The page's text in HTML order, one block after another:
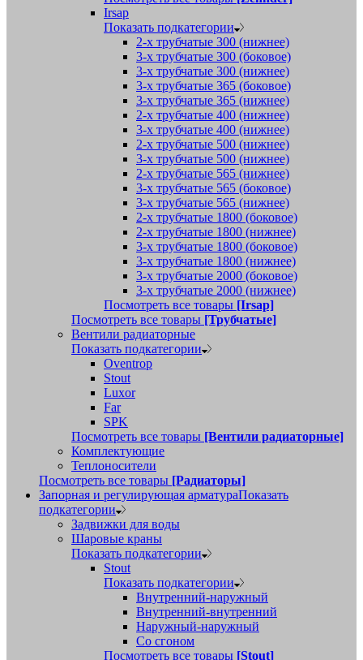
Irsap
Показать подкатегории
2-х трубчатые 300 (нижнее)
3-х трубчатые 300 (боковое)
3-х трубчатые 300 (нижнее)
3-х трубчатые 365 (боковое)
3-х трубчатые 365 (нижнее)
2-х трубчатые 400 (нижнее)
3-х трубчатые 400 (нижнее)
2-х трубчатые 500 (нижнее)
3-х трубчатые 500 (нижнее)
2-х трубчатые 565 (нижнее)
3-х трубчатые 565 (боковое)
3-х трубчатые 565 (нижнее)
2-х трубчатые 1800 (боковое)
2-х трубчатые 1800 (нижнее)
3-х трубчатые 1800 (боковое)
3-х трубчатые 1800 (нижнее)
3-х трубчатые 2000 (боковое)
3-х трубчатые 2000 (нижнее)
Посмотреть все товары [Irsap]
Посмотреть все товары [Трубчатые]
Вентили радиаторные
Показать подкатегории
Oventrop
Stout
Luxor
Far
SPK
Посмотреть все товары [Вентили радиаторные]
Комплектующие
Теплоносители
Посмотреть все товары [Радиаторы]
Запорная и регулирующая арматураПоказать
подкатегории
Задвижки для воды
Шаровые краны
Показать подкатегории
Stout
Показать подкатегории
Внутренний-наружный
Внутренний-внутренний
Наружный-наружный
Со сгоном
Посмотреть все товары [Stout]